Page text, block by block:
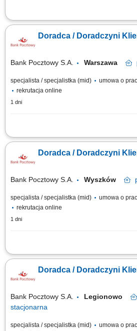
Twój zakres obowiązków diagnozowanie
sprzedażowych, kształtowanie pozytywnego
wysoką jakość obsługi, operacyjna obsługa
Doradca / Doradczyni
Bank Pocztowy S.A. Warszawa
specjalista / specjalistka (mid) umowa o
rekrutacja online
1 dni
Twój zakres obowiązków diagnozowanie
sprzedażowych, kształtowanie pozytywnego
wysoką jakość obsługi, operacyjna obsługa
Doradca / Doradczyni
Bank Pocztowy S.A. Wyszków
specjalista / specjalistka (mid) umowa o
rekrutacja online
1 dni
Twój zakres obowiązków diagnozowanie
sprzedażowych, kształtowanie pozytywnego
wysoką jakość obsługi, operacyjna obsługa
Doradca / Doradczyni
Bank Pocztowy S.A. Legionowo
stacjonarna
specjalista / specjalistka (mid) umowa o